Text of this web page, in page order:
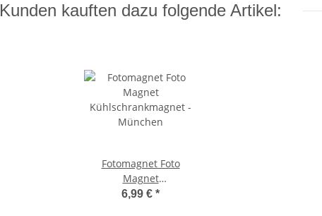
Kunden kauften dazu folgende Artikel:
Fotomagnet Foto
Magnet
Kühlschrankmagnet -
6,99 € *